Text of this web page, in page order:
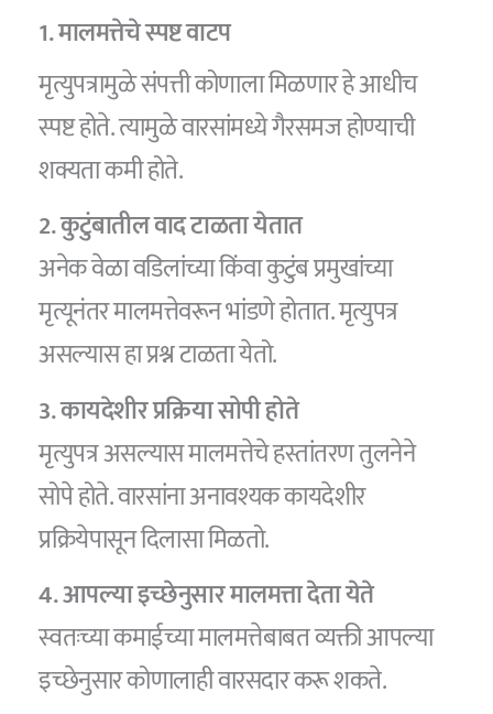
1. मालमत्तेचे स्पष्ट वाटप
मृत्युपत्रामुळे संपत्ती कोणाला मिळणार हे आधीच
स्पष्ट होते. त्यामुळे वारसांमध्ये गैरसमज होण्याची
शक्यता कमी होते.
2. कुटुंबातील वाद टाळता येतात
अनेक वेळा वडिलांच्या किंवा कुटुंब प्रमुखांच्या
मृत्यूनंतर मालमत्तेवरून भांडणे होतात. मृत्युपत्र
असल्यास हा प्रश्न टाळता येतो.
3. कायदेशीर प्रक्रिया सोपी होते
मृत्युपत्र असल्यास मालमत्तेचे हस्तांतरण तुलनेने
सोपे होते. वारसांना अनावश्यक कायदेशीर
प्रक्रियेपासून दिलासा मिळतो.
4. आपल्या इच्छेनुसार मालमत्ता देता येते
स्वतःच्या कमाईच्या मालमत्तेबाबत व्यक्ती आपल्या
इच्छेनुसार कोणालाही वारसदार करू शकते.